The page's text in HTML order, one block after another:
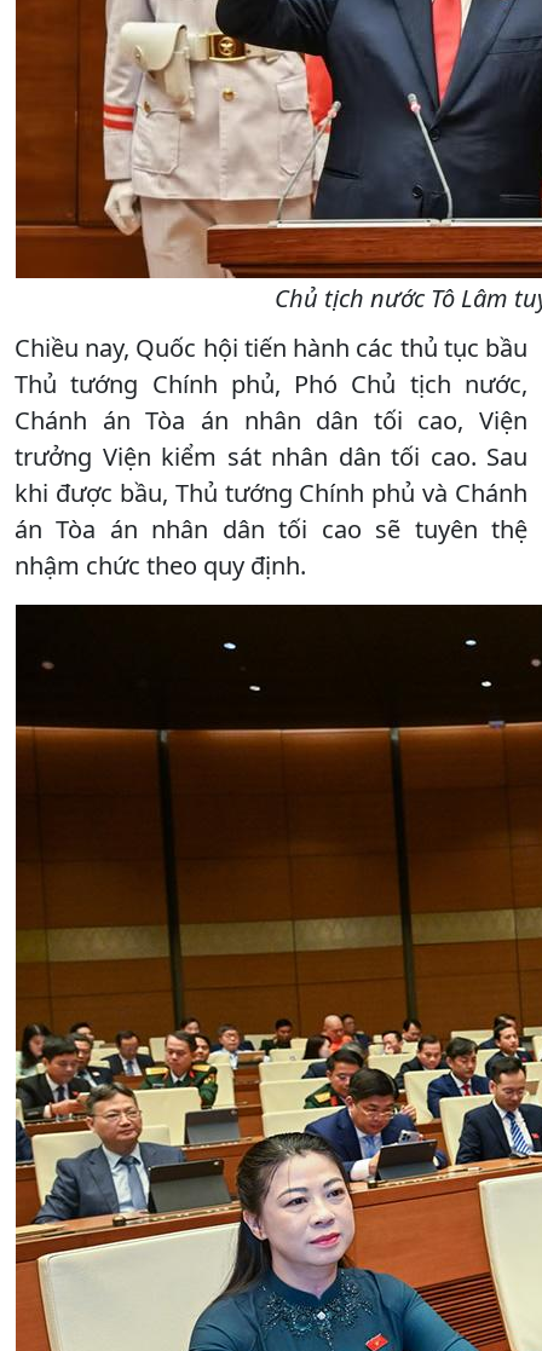
Chủ tịch nước Tô Lâm
Chiều nay, Quốc hội tiến hành các thủ tục bầu
Thủ tướng Chính phủ, Phó Chủ tịch nước,
Chánh án Tòa án nhân dân tối cao, Viện
trưởng Viện kiểm sát nhân dân tối cao. Sau
khi được bầu, Thủ tướng Chính phủ và Chánh
án Tòa án nhân dân tối cao sẽ tuyên thệ
nhậm chức theo quy định.